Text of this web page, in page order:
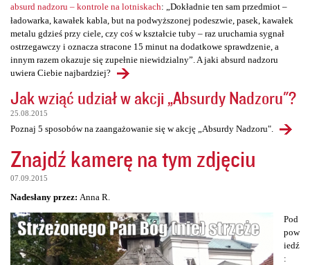
absurd nadzoru – kontrole na lotniskach: „Dokładnie ten sam przedmiot –
ładowarka, kawałek kabla, but na podwyższonej podeszwie, pasek, kawałek
metalu gdzieś przy ciele, czy coś w kształcie tuby – raz uruchamia sygnał
ostrzegawczy i oznacza stracone 15 minut na dodatkowe sprawdzenie, a
innym razem okazuje się zupełnie niewidzialny”. A jaki absurd nadzoru
uwiera Ciebie najbardziej?
Jak wziąć udział w akcji „Absurdy Nadzoru"?
25.08.2015
Poznaj 5 sposobów na zaangażowanie się w akcję „Absurdy Nadzoru".
Znajdź kamerę na tym zdjęciu
07.09.2015
Nadesłany przez: Anna R.
Pod
pow
iedź
: